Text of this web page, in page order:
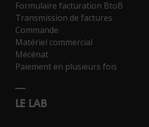
Formulaire facturation BtoB
Transmission de factures
Commande
Matériel commercial
Mécénat
Paiement en plusieurs fois
LE LAB